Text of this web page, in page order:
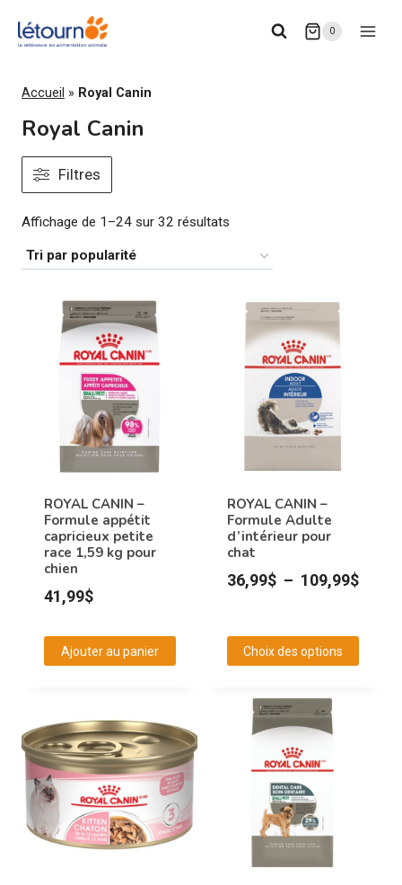
0
Accueil » Royal Canin
Royal Canin
Filtres
Affichage de 1–24 sur 32 résultats
ROYAL CANIN –
Formule appétit
capricieux petite
race 1,59 kg pour
chien
41,99$
Ajouter au panier
ROYAL CANIN –
Formule Adulte
d’intérieur pour
chat
36,99$ – 109,99$Plage
Choix des options
produit
plusieurs
variations.
options
peuvent
être